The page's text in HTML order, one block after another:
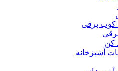
برقی
کن
آشپزخانه